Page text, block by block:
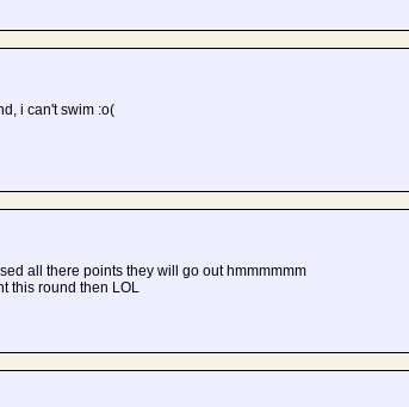
i can't swim :o(
all there points they will go out hmmmmmm
this round then LOL